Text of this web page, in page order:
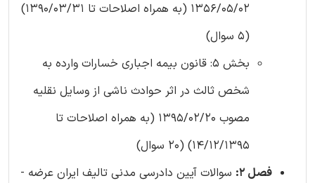
1356/05/02 (به همراه اصلاحات تا 1390/03/31)
(5 سوال)
بخش 5: قانون بیمه اجباری خسارات وارده به
شخص ثالث در اثر حوادث ناشی از وسایل نقلیه
مصوب 1395/02/20 (به همراه اصلاحات تا
14/12/1395) (20 سوال)
فصل 2:
سوالات آیین دادرسی مدنی تالیف ایران عرضه -